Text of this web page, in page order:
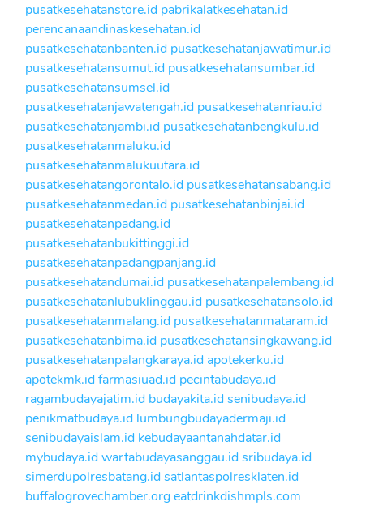
pusatkesehatanstore.id pabrikalatkesehatan.id
perencanaandinaskesehatan.id
pusatkesehatanbanten.id pusatkesehatanjawatimur.id
pusatkesehatansumut.id pusatkesehatansumbar.id
pusatkesehatansumsel.id
pusatkesehatanjawatengah.id pusatkesehatanriau.id
pusatkesehatanjambi.id pusatkesehatanbengkulu.id
pusatkesehatanmaluku.id
pusatkesehatanmalukuutara.id
pusatkesehatangorontalo.id pusatkesehatansabang.id
pusatkesehatanmedan.id pusatkesehatanbinjai.id
pusatkesehatanpadang.id
pusatkesehatanbukittinggi.id
pusatkesehatanpadangpanjang.id
pusatkesehatandumai.id pusatkesehatanpalembang.id
pusatkesehatanlubuklinggau.id pusatkesehatansolo.id
pusatkesehatanmalang.id pusatkesehatanmataram.id
pusatkesehatanbima.id pusatkesehatansingkawang.id
pusatkesehatanpalangkaraya.id apotekerku.id
apotekmk.idfarmasiuad.id pecintabudaya.id
ragambudayajatim.id budayakita.idsenibudaya.id
penikmatbudaya.id lumbungbudayadermaji.id
senibudayaislam.id kebudayaantanahdatar.id
mybudaya.idwartabudayasanggau.idsribudaya.id
simerdupolresbatang.idsatlantaspolresklaten.id
buffalogrovechamber.orgeatdrinkdishmpls.com